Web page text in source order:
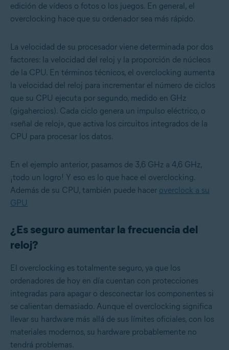
edición de vídeos o fotos o los juegos. En general, el
overclocking hace que su ordenador sea más rápido.
La velocidad de su procesador viene determinada por dos
factores: la velocidad del reloj y la proporción de núcleos
de la CPU. En términos técnicos, el overclocking aumenta
la velocidad del reloj para incrementar el número de ciclos
que su CPU ejecuta por segundo, medido en GHz
(gigahercios). Cada ciclo genera un impulso eléctrico, o
«señal de reloj», que activa los circuitos integrados de la
CPU para procesar los datos.
En el ejemplo anterior, pasamos de 3,6 GHz a 4,6 GHz,
¡todo un logro! Y eso es lo que hace el overclocking.
Además de su CPU, también puede hacer overclock a su
GPU
¿Es seguro aumentar la frecuencia del
reloj?
El overclocking es totalmente seguro, ya que los
ordenadores de hoy en día cuentan con protecciones
integradas para apagar o desconectar los componentes si
se calientan demasiado. Aunque el overclocking significa
llevar su hardware más allá de sus límites oficiales, con los
materiales modernos, su hardware probablemente no
tendrá problemas.